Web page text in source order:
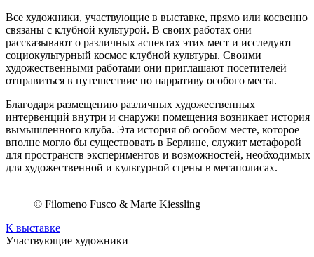
Все художники, участвующие в выставке, прямо или косвенно
связаны с клубной культурой. В своих работах они
рассказывают о различных аспектах этих мест и исследуют
социокультурный космос клубной культуры. Своими
художественными работами они приглашают посетителей
отправиться в путешествие по нарративу особого места.
Благодаря размещению различных художественных
интервенций внутри и снаружи помещения возникает история
вымышленного клуба. Эта история об особом месте, которое
вполне могло бы существовать в Берлине, служит метафорой
для пространств экспериментов и возможностей, необходимых
для художественной и культурной сцены в мегаполисах.
© Filomeno Fusco & Marte Kiessling
К выставке
Участвующие художники